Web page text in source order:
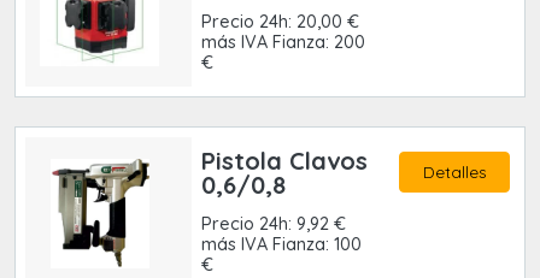
Precio 24h: 20,00 €
más IVA Fianza: 200
€
Pistola Clavos
0,6/0,8
Precio 24h: 9,92 €
más IVA Fianza: 100
€
Detalles